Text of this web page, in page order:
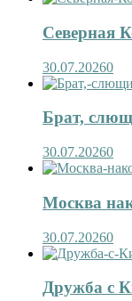
Северная
30.07.20260
Брат,
30.07.20260
Москва
30.07.20260
Дружба с